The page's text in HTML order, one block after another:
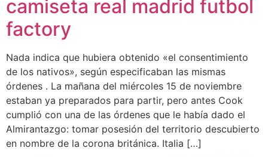
camiseta real madrid futbol
factory
Nada indica que hubiera obtenido «el consentimiento
de los nativos», según especificaban las mismas
órdenes . La mañana del miércoles 15 de noviembre
estaban ya preparados para partir, pero antes Cook
cumplió con una de las órdenes que le había dado el
Almirantazgo: tomar posesión del territorio descubierto
en nombre de la corona británica. Italia […]